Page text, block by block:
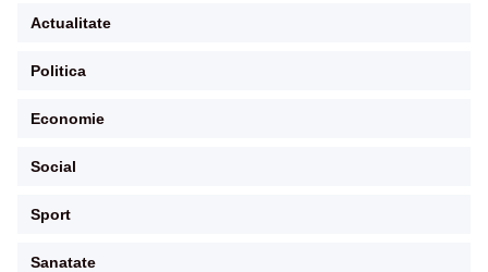
Actualitate
Politica
Economie
Social
Sport
Sanatate